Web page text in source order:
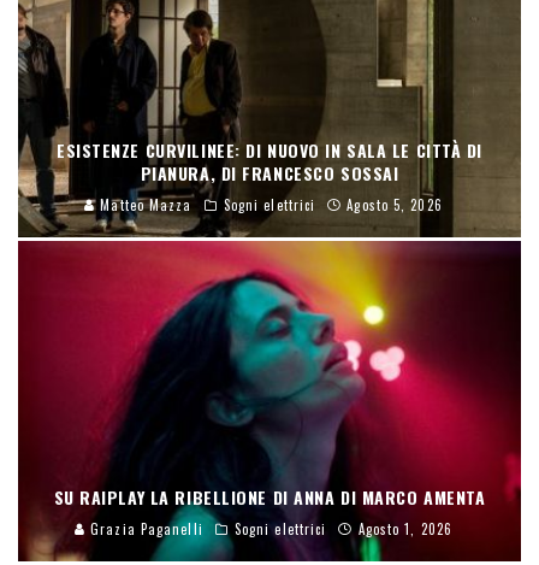
ESISTENZE CURVILINEE: DI NUOVO IN SALA LE CITTÀ DI
PIANURA, DI FRANCESCO SOSSAI
Matteo Mazza Sogni elettrici Agosto 5, 2026
SU RAIPLAY LA RIBELLIONE DI ANNA DI MARCO AMENTA
Grazia Paganelli Sogni elettrici Agosto 1, 2026